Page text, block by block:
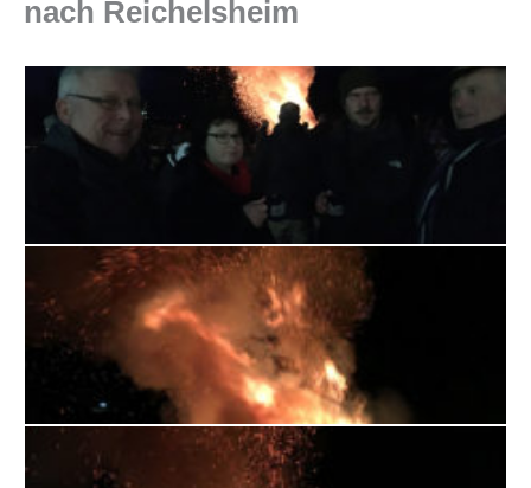
nach Reichelsheim